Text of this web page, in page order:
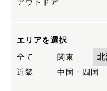
アウトドア
エリアを選択
全て
関東
近畿
中国・四国